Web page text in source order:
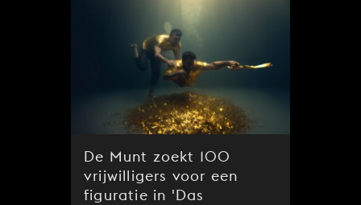
De Munt zoekt 100
vrijwilligers voor een
figuratie in 'Das